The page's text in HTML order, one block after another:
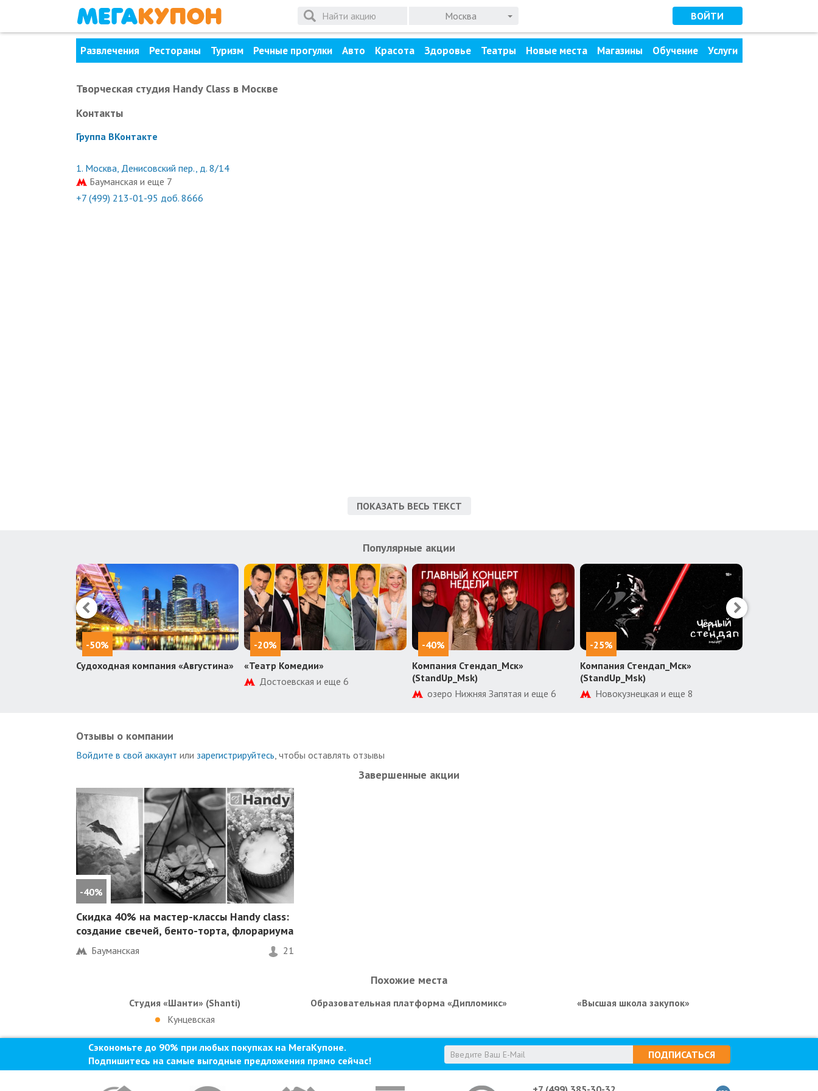
Москва ВОЙТИ
Развлечения Рестораны Туризм Речные прогулки Авто Красота Здоровье Театры Новые места Магазины Обучение Услуги
Творческая cтудия Handy Classв Москве
Контакты
Группа ВКонтакте
1. Москва, Денисовский пер., д. 8/14
Бауманская и еще 7
+7 (499) 213-01-95 доб. 8666
ПОКАЗАТЬ ВЕСЬ ТЕКСТ
Популярные акции
-50%
Судоходная компания «Августина»
-20%
«Театр Комедии»
Достоевская и еще 6
-40%
Компания Стендап_Мск»
(StandUp_Msk)
озеро Нижняя Запятая и еще 6
-25%
Компания Стендап_Мск»
(StandUp_Msk)
Новокузнецкая и еще 8
Отзывы о компании
Войдите в свой аккаунт или зарегистрируйтесь , чтобы оставлять отзывы
Завершенные акции
-40%
Скидка 40% на мастер-классы Handy class:
создание свечей, бенто-торта, флорариума
Бауманская 21
Похожие места
Студия «Шанти» (Shanti)
Кунцевская
Образовательная платформа «Дипломикс» «Высшая школа закупок»
Сэкономьте до 90% при любых покупках на МегаКупоне.
Подпишитесь на самые выгодные предложения прямо сейчас!
ПОДПИСАТЬСЯ